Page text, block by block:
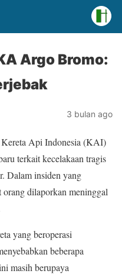
Argo Bromo:
3 bulan ago
Api Indonesia (KAI)
terkait kecelakaan tragis
Dalam insiden yang
orang dilaporkan meninggal
yang beroperasi
beberapa
masih berupaya